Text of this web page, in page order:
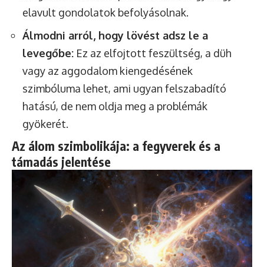
elavult gondolatok befolyásolnak.
Álmodni arról, hogy lövést adsz le a
levegőbe: Ez az elfojtott feszültség, a düh
vagy az aggodalom kiengedésének
szimbóluma lehet, ami ugyan felszabadító
hatású, de nem oldja meg a problémák
gyökerét.
Az álom szimbolikája: a fegyverek és a
támadás jelentése